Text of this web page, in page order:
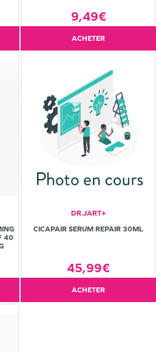
9,49€
ACHETER
40
DR.JART+
CICAPAIR SERUM REPAIR 30ML
45,99€
ACHETER